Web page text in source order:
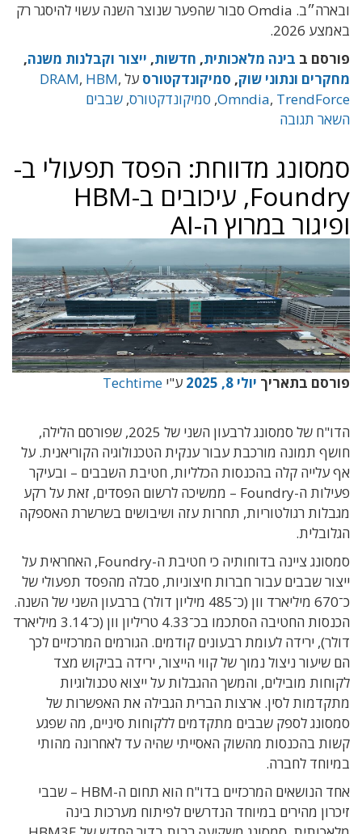
ובארה״ב. Omdia סבור שהפער שנוצר השנה עשוי להיסגר רק
באמצע 2026.
פורסם ב בינה מלאכותית, חדשות, ייצור וקבלנות משנה,
מחקרים ונתוני שוק, סמיקונדקטורס על DRAM, HBM,
Omndia, TrendForce
, סמיקונדקטורס, שבבים
השאר תגובה
סמסונג מדווחת: הפסד תפעולי ב-
Foundry, עיכובים ב-HBM
ופיגור במרוץ ה-AI
פורסם בתאריך יולי 8, 2025 ע"י Techtime
הדו"ח של סמסונג לרבעון השני של 2025, שפורסם הלילה,
חושף תמונה מורכבת עבור ענקית הטכנולוגיה הקוריאנית. על
אף עלייה קלה בהכנסות הכלליות, חטיבת השבבים – ובעיקר
פעילות ה-Foundry – ממשיכה לרשום הפסדים, זאת על רקע
מגבלות רגולטוריות, תחרות עזה ושיבושים בשרשרת האספקה
הגלובלית.
סמסונג ציינה בדוחותיה כי חטיבת ה-Foundry, האחראית על
ייצור שבבים עבור חברות חיצוניות, סבלה מהפסד תפעולי של
כ־670 מיליארד וון (כ־485 מיליון דולר) ברבעון השני של השנה.
הכנסות החטיבה הסתכמו בכ־4.33 טריליון וון (כ־3.14 מיליארד
דולר), ירידה לעומת רבעונים קודמים. הגורמים המרכזיים לכך
הם שיעור ניצול נמוך של קווי הייצור, ירידה בביקוש מצד
לקוחות מובילים, והמשך ההגבלות על ייצוא טכנולוגיות
מתקדמות לסין. ארצות הברית הגבילה את האפשרות של
סמסונג לספק שבבים מתקדמים ללקוחות סיניים, מה שפגע
קשות בהכנסות מהשוק האסייתי שהיה עד לאחרונה מהותי
במיוחד לחברה.
אחד הנושאים המרכזיים בדו"ח הוא תחום ה-HBM – שבבי
זיכרון מהירים במיוחד הנדרשים לפיתוח מערכות בינה